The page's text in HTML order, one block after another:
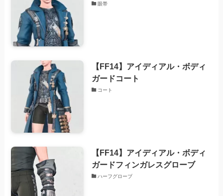
眼帯
【FF14】アイディアル・ボディ
ガードコート
コート
【FF14】アイディアル・ボディ
ガードフィンガレスグローブ
ハーフグローブ